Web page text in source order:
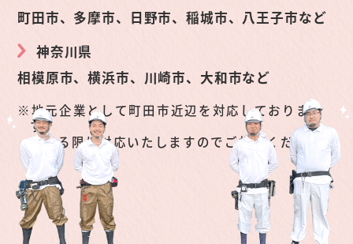
町田市、多摩市、日野市、稲城市、八王子市など
神奈川県
相模原市、横浜市、川崎市、大和市など
地元企業として町田市近辺を対応しておりま
す。
できる限り対応いたしますのでご相談くださ
い。